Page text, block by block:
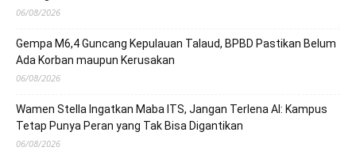
06/08/2026
Gempa M6,4 Guncang Kepulauan Talaud, BPBD Pastikan Belum
Ada Korban maupun Kerusakan
06/08/2026
Wamen Stella Ingatkan Maba ITS, Jangan Terlena AI: Kampus
Tetap Punya Peran yang Tak Bisa Digantikan
06/08/2026